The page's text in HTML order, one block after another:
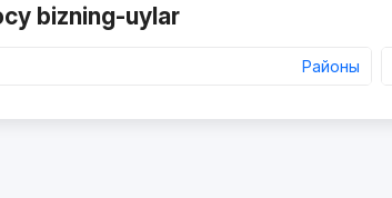
bizning-uylar
Районы